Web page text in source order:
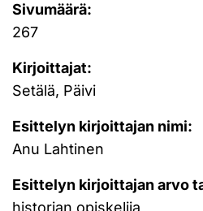
Sivumäärä:
267
Kirjoittajat:
Setälä, Päivi
Esittelyn kirjoittajan nimi:
Anu Lahtinen
Esittelyn kirjoittajan arvo
historian opiskelija